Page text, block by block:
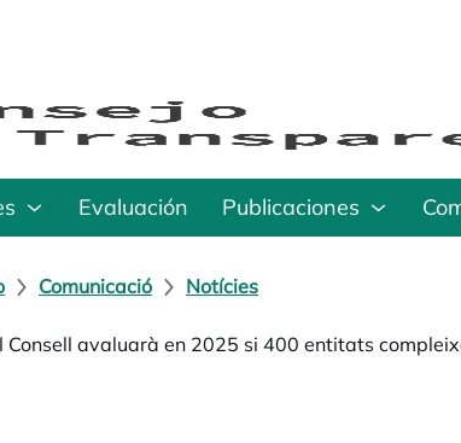
Evaluación Publicaciones
Comunicació Notícies
Consell avaluarà en 2025 si 400 entitats